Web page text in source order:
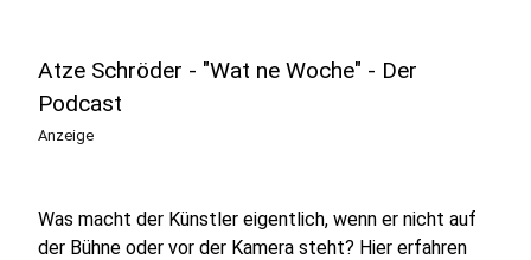
Atze Schröder - "Wat ne Woche" - Der
Podcast
Anzeige
Was macht der Künstler eigentlich, wenn er nicht auf
der Bühne oder vor der Kamera steht? Hier erfahren